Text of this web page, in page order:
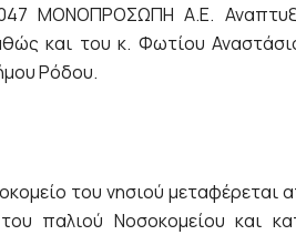
ΜΟΝΟΠΡΟΣΩΠΗ Α.Ε.
και του κ. Φωτίου
Ρόδου.
του νησιού μεταφέρεται
παλιού Νοσοκομείου και